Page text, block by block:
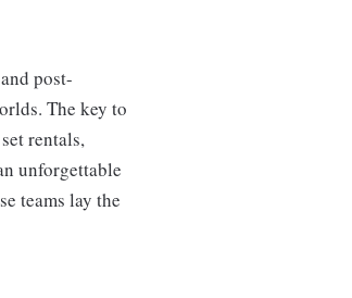
post-
The key to
rentals,
unforgettable
teams lay the